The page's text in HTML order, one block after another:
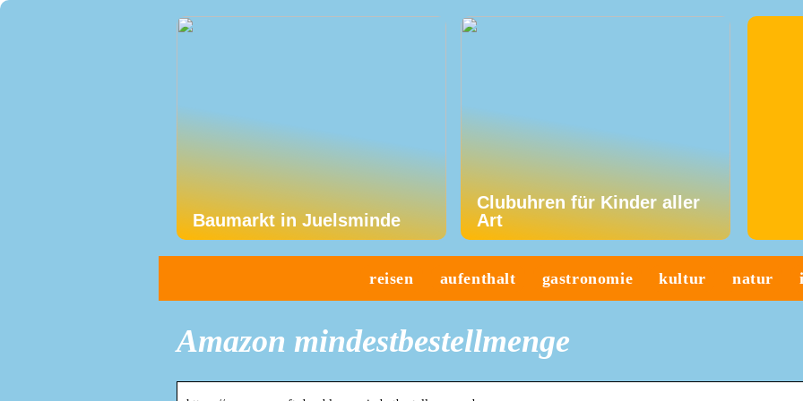
Baumarkt in Juelsminde
Clubuhren für Kinder aller
Art
reisen aufenthalt gastronomie kultur natur
Amazon mindestbestellmenge